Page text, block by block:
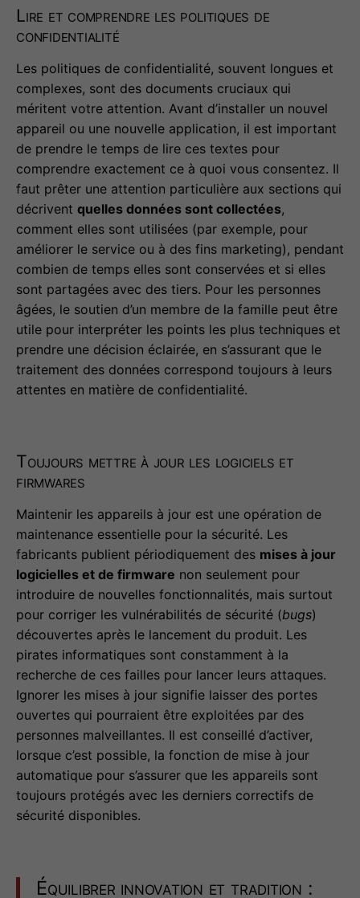
Lire et comprendre les politiques de
confidentialité
Les politiques de confidentialité, souvent longues et
complexes, sont des documents cruciaux qui
méritent votre attention. Avant d’installer un nouvel
appareil ou une nouvelle application, il est important
de prendre le temps de lire ces textes pour
comprendre exactement ce à quoi vous consentez. Il
faut prêter une attention particulière aux sections qui
décrivent quelles données sont collectées,
comment elles sont utilisées (par exemple, pour
améliorer le service ou à des fins marketing), pendant
combien de temps elles sont conservées et si elles
sont partagées avec des tiers. Pour les personnes
âgées, le soutien d’un membre de la famille peut être
utile pour interpréter les points les plus techniques et
prendre une décision éclairée, en s’assurant que le
traitement des données correspond toujours à leurs
attentes en matière de confidentialité.
Toujours mettre à jour les logiciels et
firmwares
Maintenir les appareils à jour est une opération de
maintenance essentielle pour la sécurité. Les
fabricants publient périodiquement des mises à jour
logicielles et de firmware non seulement pour
introduire de nouvelles fonctionnalités, mais surtout
pour corriger les vulnérabilités de sécurité (bugs)
découvertes après le lancement du produit. Les
pirates informatiques sont constamment à la
recherche de ces failles pour lancer leurs attaques.
Ignorer les mises à jour signifie laisser des portes
ouvertes qui pourraient être exploitées par des
personnes malveillantes. Il est conseillé d’activer,
lorsque c’est possible, la fonction de mise à jour
automatique pour s’assurer que les appareils sont
toujours protégés avec les derniers correctifs de
sécurité disponibles.
Équilibrer innovation et tradition :